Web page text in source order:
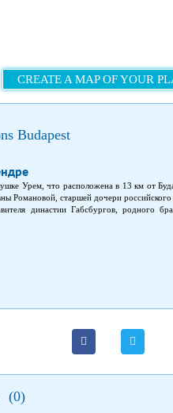
CREATE A MAP OF YOUR
Budapest
Урем, что расположена в 13 км от
Романовой, старшей дочери
династии Габсбургов, родного
(0)